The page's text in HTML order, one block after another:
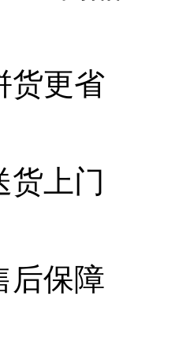
货更省
货上门
后保障